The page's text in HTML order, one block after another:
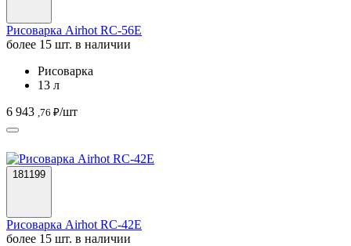
Рисоварка Airhot RC-56E
более 15 шт. в наличии
Рисоварка
13 л
6 943 ,76 ₽/шт
181199
Рисоварка Airhot RC-42E
более 15 шт. в наличии